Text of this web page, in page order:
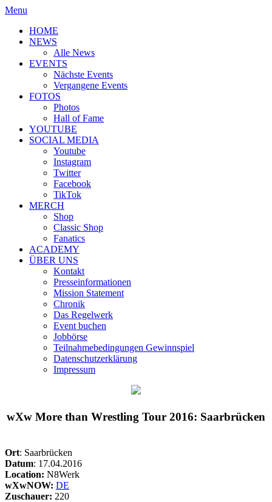
Menu
HOME
NEWS
Alle News
EVENTS
Nächste Events
Vergangene Events
FOTOS
Photos
Hall of Fame
YOUTUBE
SOCIAL MEDIA
Youtube
Instagram
Twitter
Facebook
TikTok
MERCH
Shop
Classic Shop
Fanatics
ACADEMY
ÜBER UNS
Kontakt
Presseinformationen
Mission Statement
Chronik
Das Regelwerk
Event buchen
Jobbörse
Teilnahmebedingungen Gewinnspiel
Datenschutzerklärung
Impressum
wXw More than Wrestling Tour 2016: Saarbrücken
Ort: Saarbrücken
Datum: 17.04.2016
Location: N8Werk
wXwNOW: DE
Zuschauer: 220